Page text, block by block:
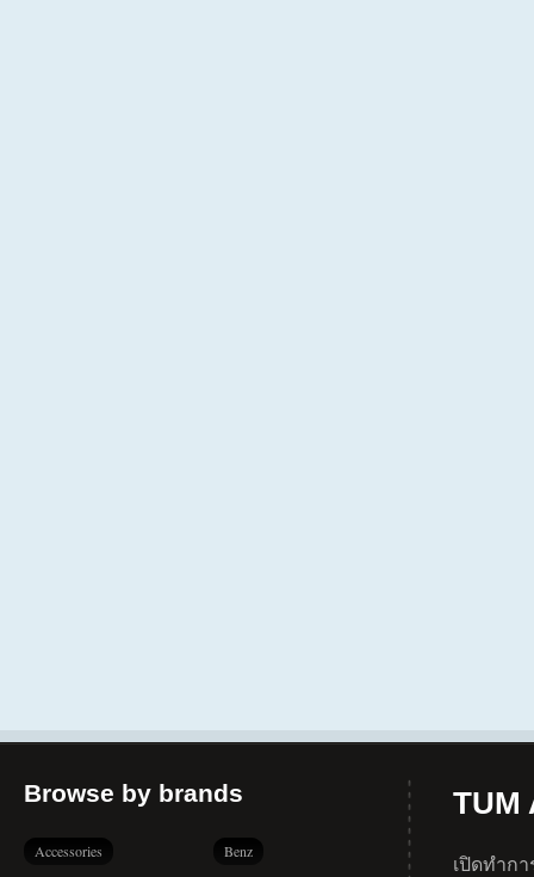
Browse by brands
Accessories Benz
TUM
เปิดทำก